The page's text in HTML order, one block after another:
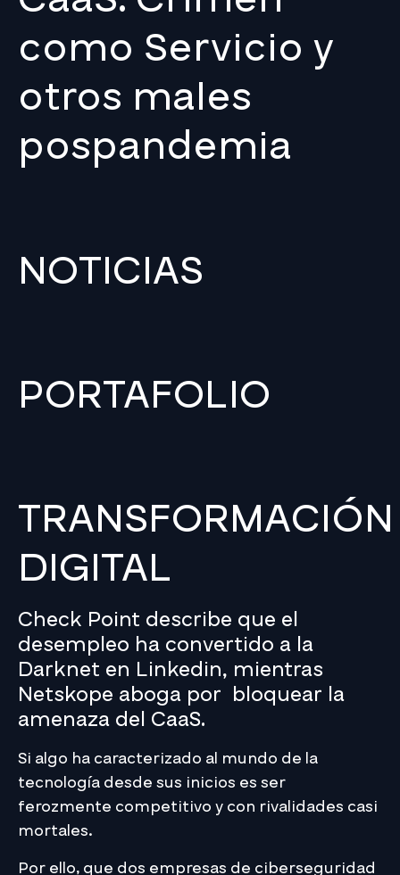
como Servicio y
otros males
pospandemia
NOTICIAS
PORTAFOLIO
TRANSFORMACIÓN
DIGITAL
Check Point describe que el
desempleo ha convertido a la
Darknet en Linkedin, mientras
Netskope aboga por bloquear la
amenaza del CaaS.
Si algo ha caracterizado al mundo de la
tecnología desde sus inicios es ser
ferozmente competitivo y con rivalidades casi
mortales.
Por ello, que dos empresas de ciberseguridad